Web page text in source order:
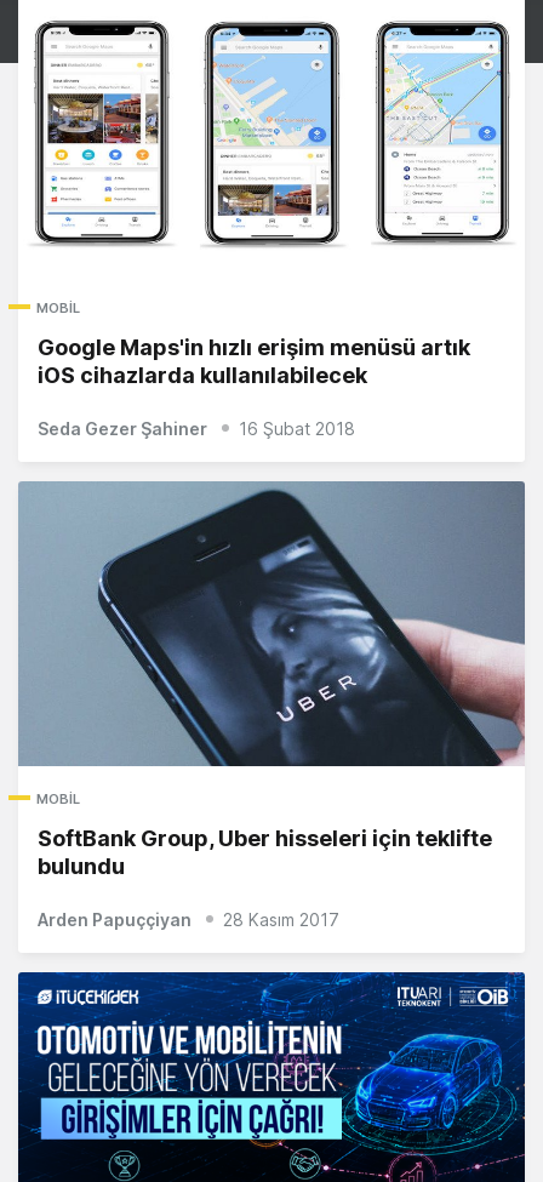
MOBIL
Google Maps'in hızlı erişim menüsü artık
iOS cihazlarda kullanılabilecek
Seda Gezer Şahiner 16 Şubat 2018
MOBIL
SoftBank Group, Uber hisseleri için teklifte
bulundu
Arden Papuççiyan 28 Kasım 2017